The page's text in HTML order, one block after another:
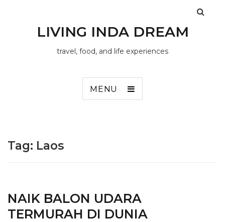
LIVING INDA DREAM
travel, food, and life experiences
MENU
Tag: Laos
NAIK BALON UDARA
TERMURAH DI DUNIA